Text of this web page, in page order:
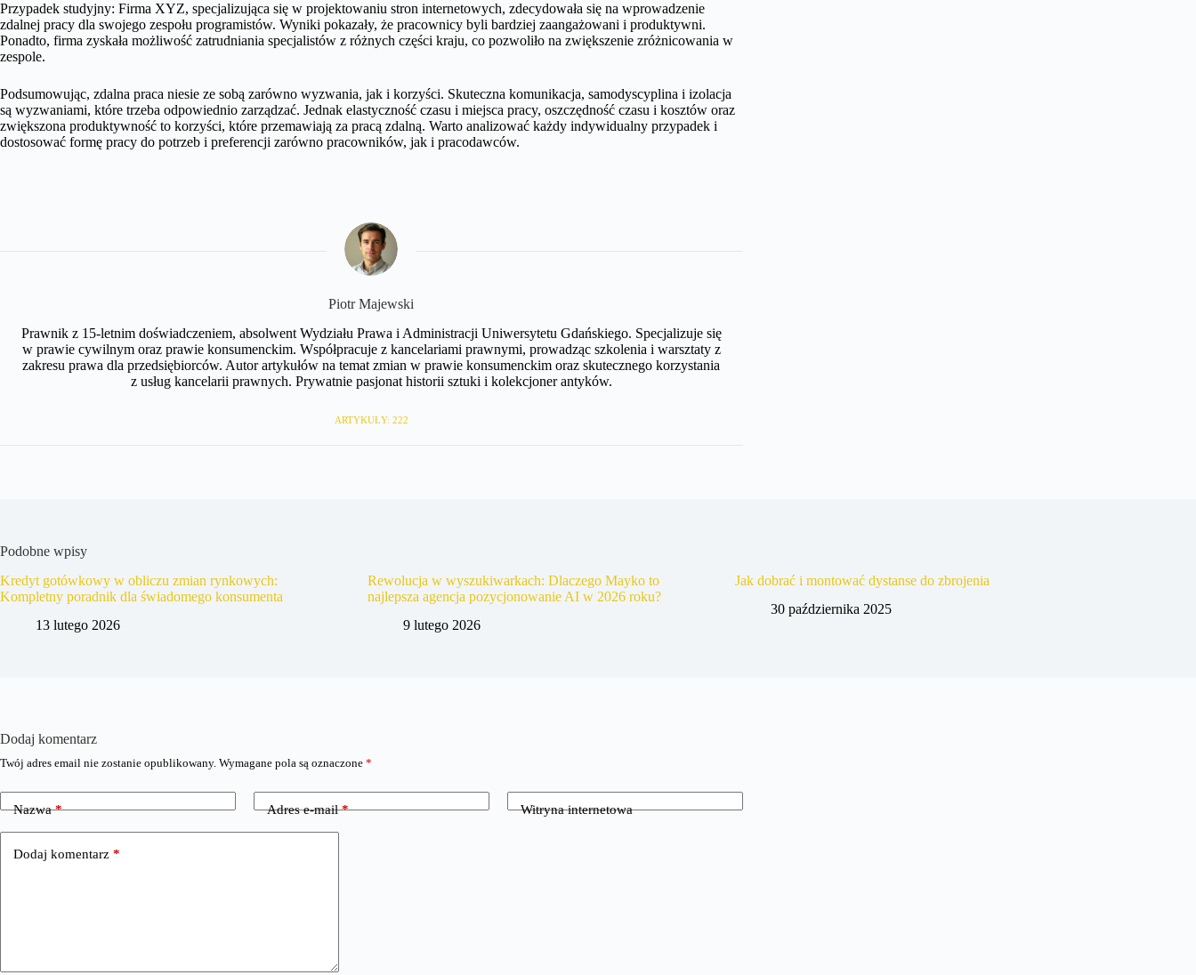
Przypadek studyjny: Firma XYZ, specjalizująca się w projektowaniu stron internetowych, zdecydowała się na wprowadzenie
zdalnej pracy dla swojego zespołu programistów. Wyniki pokazały, że pracownicy byli bardziej zaangażowani i produktywni.
Ponadto, firma zyskała możliwość zatrudniania specjalistów z różnych części kraju, co pozwoliło na zwiększenie zróżnicowania w
zespole.
Podsumowując, zdalna praca niesie ze sobą zarówno wyzwania, jak i korzyści. Skuteczna komunikacja, samodyscyplina i izolacja
są wyzwaniami, które trzeba odpowiednio zarządzać. Jednak elastyczność czasu i miejsca pracy, oszczędność czasu i kosztów oraz
zwiększona produktywność to korzyści, które przemawiają za pracą zdalną. Warto analizować każdy indywidualny przypadek i
dostosować formę pracy do potrzeb i preferencji zarówno pracowników, jak i pracodawców.
​Piotr Majewski
Prawnik z 15-letnim doświadczeniem, absolwent Wydziału Prawa i Administracji Uniwersytetu Gdańskiego. Specjalizuje się
w prawie cywilnym oraz prawie konsumenckim. Współpracuje z kancelariami prawnymi, prowadząc szkolenia i warsztaty z
zakresu prawa dla przedsiębiorców. Autor artykułów na temat zmian w prawie konsumenckim oraz skutecznego korzystania
z usług kancelarii prawnych. Prywatnie pasjonat historii sztuki i kolekcjoner antyków.
ARTYKUŁY: 222
Podobne wpisy
Kredyt gotówkowy w obliczu zmian rynkowych:
Kompletny poradnik dla świadomego konsumenta
13 lutego 2026
Rewolucja w wyszukiwarkach: Dlaczego Mayko to
najlepsza agencja pozycjonowanie AI w 2026 roku?
9 lutego 2026
Jak dobrać i montować dystanse do zbrojenia
30 października 2025
Dodaj komentarz
Twój adres email nie zostanie opublikowany. Wymagane pola są oznaczone *
Nazwa* Adres e-mail* Witryna internetowa
Dodaj komentarz *